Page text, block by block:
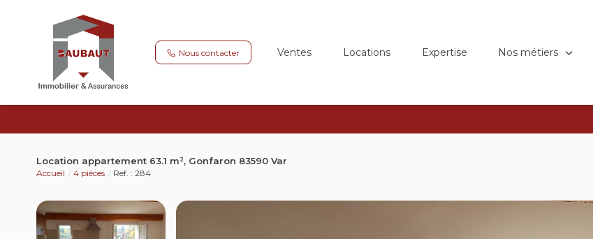
Nous contacter Ventes Locations Expertise Nos métiers
Location appartement 63.1 m², Gonfaron 83590 Var
Accueil 4 pièces Ref. : 284